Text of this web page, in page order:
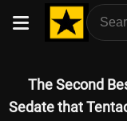
The Second
Sedate that